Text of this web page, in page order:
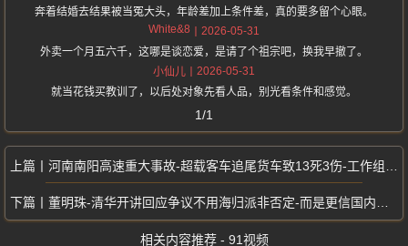
奔着结婚去结果被当冤大头，年龄差加上条件差，真的要多留个心眼。
White&8
2026-05-31
外卖一个月五六千，这哪是谈恋爱，是请了个祖宗吧，换我早撤了。
小仙儿
2026-05-31
就当花钱买教训了，以后处对象先看人品，别光看条件和感觉。
1/1
河南南阳高速重大事故-超载客车追尾货车致13死3伤-工作组紧急调查
董明珠-清华开讲回应争议不用海归派非否定-而是更信国内本土人才
相关内容推荐 - 91视频